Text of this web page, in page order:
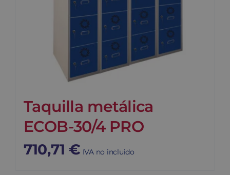
Taquilla metálica
ECOB-30/4 PRO
710,71 € IVA no incluido